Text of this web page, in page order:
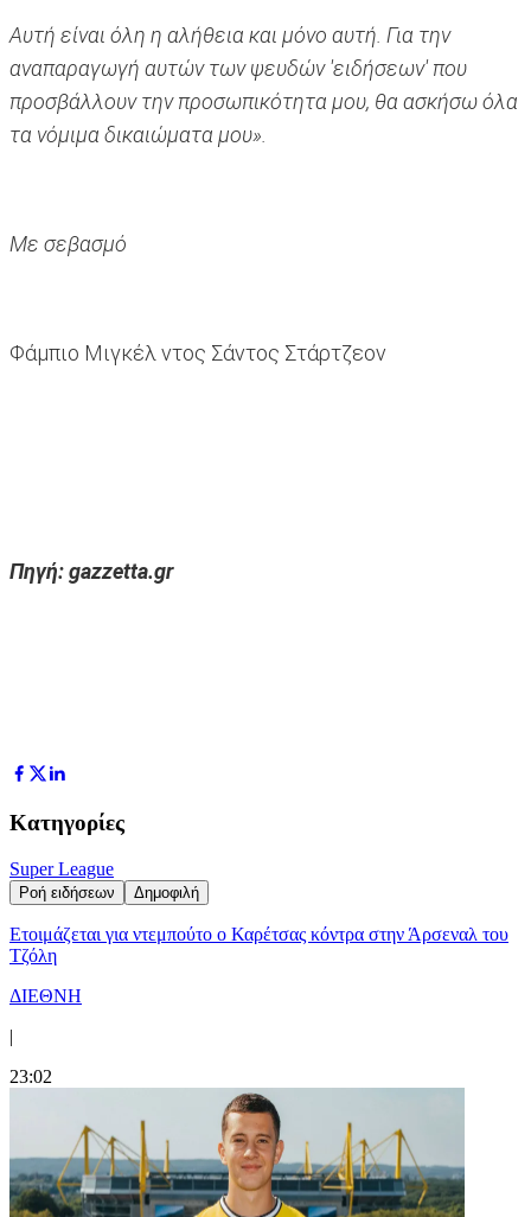
Αυτή είναι όλη η αλήθεια και μόνο αυτή. Για την
αναπαραγωγή αυτών των ψευδών 'ειδήσεων' που
προσβάλλουν την προσωπικότητα μου, θα ασκήσω όλα
τα νόμιμα δικαιώματα μου».
Με σεβασμό
Φάμπιο Μιγκέλ ντος Σάντος Στάρτζεον
Πηγή: gazzetta.gr
Κατηγορίες
Super League
Ροή ειδήσεων Δημοφιλή
Ετοιμάζεται για ντεμπούτο ο Καρέτσας κόντρα στην Άρσεναλ του
Τζόλη
ΔΙΕΘΝΗ
|
23:02